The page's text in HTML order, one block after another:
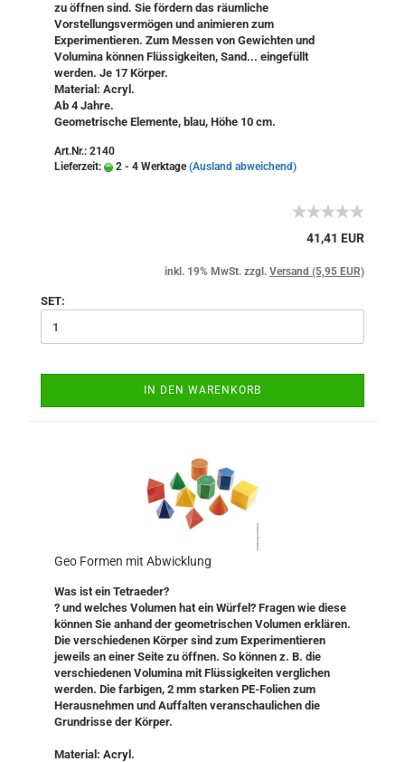
zu öffnen sind. Sie fördern das räumliche
Vorstellungsvermögen und animieren zum
Experimentieren. Zum Messen von Gewichten und
Volumina können Flüssigkeiten, Sand... eingefüllt
werden. Je 17 Körper.
Material: Acryl.
Ab 4 Jahre.
Geometrische Elemente, blau, Höhe 10 cm.
Art.Nr.: 2140
Lieferzeit:
2 - 4 Werktage (Ausland abweichend)
41,41 EUR
inkl. 19% MwSt. zzgl. Versand (5,95 EUR)
SET:
IN DEN WARENKORB
Geo Formen mit Abwicklung
Was ist ein Tetraeder?
? und welches Volumen hat ein Würfel? Fragen wie diese
können Sie anhand der geometrischen Volumen erklären.
Die verschiedenen Körper sind zum Experimentieren
jeweils an einer Seite zu öffnen. So können z. B. die
verschiedenen Volumina mit Flüssigkeiten verglichen
werden. Die farbigen, 2 mm starken PE-Folien zum
Herausnehmen und Auffalten veranschaulichen die
Grundrisse der Körper.
Material: Acryl.